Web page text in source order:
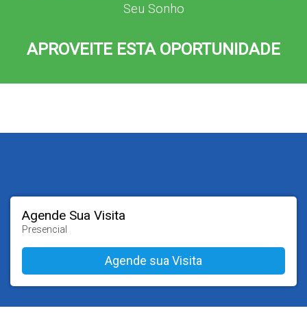
Seu Sonho
APROVEITE ESTA OPORTUNIDADE
Agende Sua Visita
Presencial